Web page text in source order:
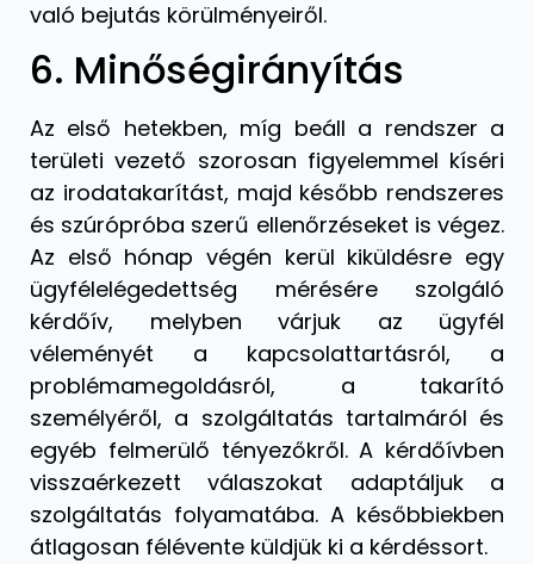
való bejutás körülményeiről.
6. Minőségirányítás
Az első hetekben, míg beáll a rendszer a
területi vezető szorosan figyelemmel kíséri
az irodatakarítást, majd később rendszeres
és szúrópróba szerű ellenőrzéseket is végez.
Az első hónap végén kerül kiküldésre egy
ügyfélelégedettség mérésére szolgáló
kérdőív, melyben várjuk az ügyfél
véleményét a kapcsolattartásról, a
problémamegoldásról, a takarító
személyéről, a szolgáltatás tartalmáról és
egyéb felmerülő tényezőkről. A kérdőívben
visszaérkezett válaszokat adaptáljuk a
szolgáltatás folyamatába. A későbbiekben
átlagosan félévente küldjük ki a kérdéssort.